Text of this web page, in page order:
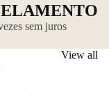
sem juros
View all